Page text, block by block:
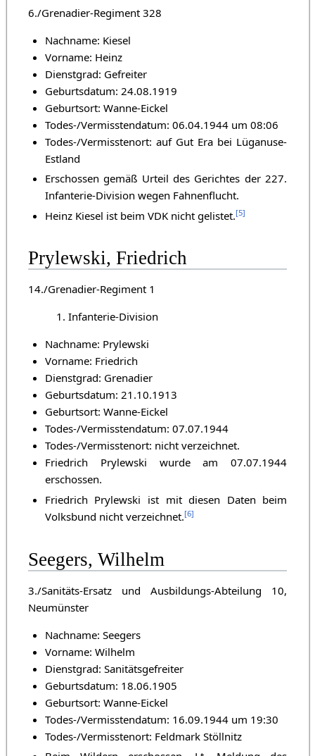
6./Grenadier-Regiment 328
Nachname: Kiesel
Vorname: Heinz
Dienstgrad: Gefreiter
Geburtsdatum: 24.08.1919
Geburtsort: Wanne-Eickel
Todes-/Vermisstendatum: 06.04.1944 um 08:06
Todes-/Vermisstenort: auf Gut Era bei Lüganuse-
Estland
Erschossen gemäß Urteil des Gerichtes der 227.
Infanterie-Division wegen Fahnenflucht.
Heinz Kiesel ist beim VDK nicht gelistet.[5]
Prylewski, Friedrich
14./Grenadier-Regiment 1
1. Infanterie-Division
Nachname: Prylewski
Vorname: Friedrich
Dienstgrad: Grenadier
Geburtsdatum: 21.10.1913
Geburtsort: Wanne-Eickel
Todes-/Vermisstendatum: 07.07.1944
Todes-/Vermisstenort: nicht verzeichnet.
Friedrich Prylewski wurde am 07.07.1944
erschossen.
Friedrich Prylewski ist mit diesen Daten beim
Volksbund nicht verzeichnet.[6]
Seegers, Wilhelm
3./Sanitäts-Ersatz und Ausbildungs-Abteilung 10,
Neumünster
Nachname: Seegers
Vorname: Wilhelm
Dienstgrad: Sanitätsgefreiter
Geburtsdatum: 18.06.1905
Geburtsort: Wanne-Eickel
Todes-/Vermisstendatum: 16.09.1944 um 19:30
Todes-/Vermisstenort: Feldmark Stöllnitz